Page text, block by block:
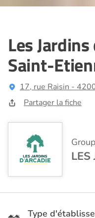
Les
Saint-
17, rue Raisin -
Partager la fiche
LES
Type